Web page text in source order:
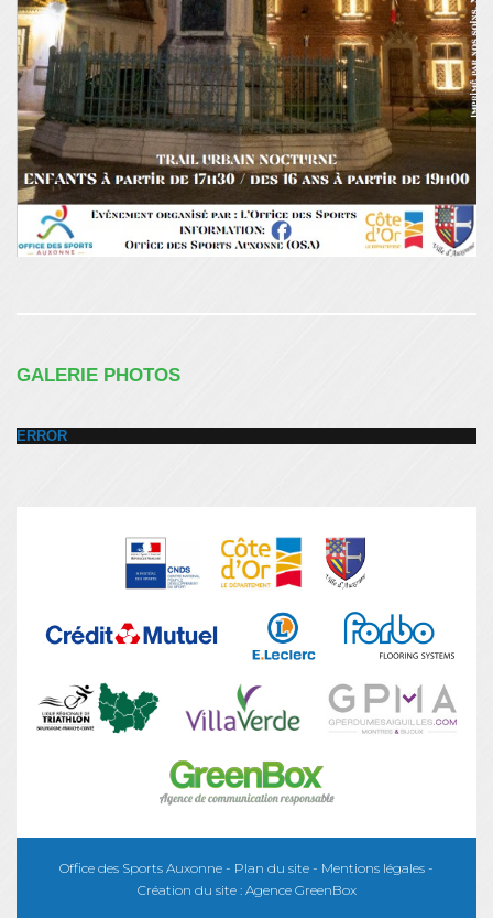
GALERIE PHOTOS
ERROR
Office des Sports Auxonne - Plan du site - Mentions légales -
Création du site : Agence GreenBox